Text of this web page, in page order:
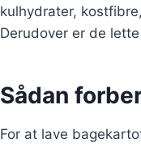
kulhydrater,
Derudover er de
Sådan
For at lave